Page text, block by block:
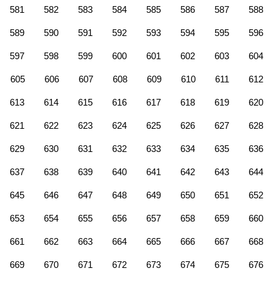
581 582 583 584 585 586 587 588
589 590 591 592 593 594 595 596
597 598 599 600 601 602 603 604
605 606 607 608 609 610 611 612
613 614 615 616 617 618 619 620
621 622 623 624 625 626 627 628
629 630 631 632 633 634 635 636
637 638 639 640 641 642 643 644
645 646 647 648 649 650 651 652
653 654 655 656 657 658 659 660
661 662 663 664 665 666 667 668
669 670 671 672 673 674 675 676